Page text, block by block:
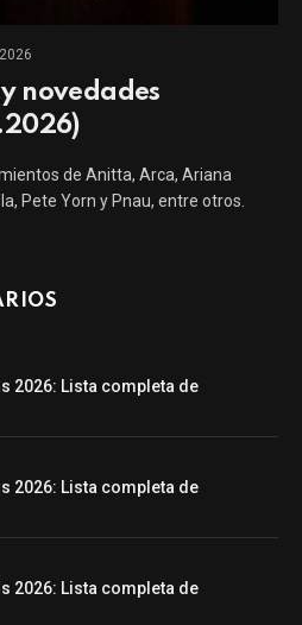
novedades
de Anitta, Arca, Ariana
Pete Yorn y Pnau, entre otros.
2026: Lista completa de
2026: Lista completa de
2026: Lista completa de